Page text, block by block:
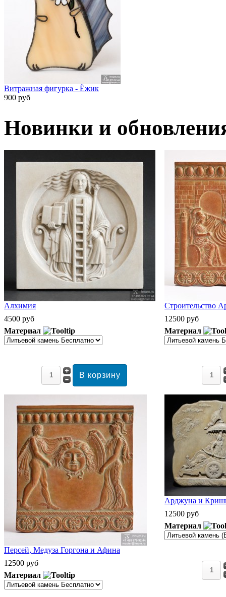
Витражная фигурка - Ёжик
900 руб
Новинки и
Алхимия
4500 руб
Материал
Строительство
12500 руб
Материал
Персей, Медуза Горгона и Афина
12500 руб
Материал
Арджуна и
12500 руб
Материал